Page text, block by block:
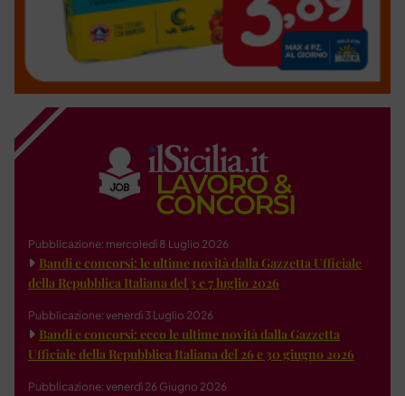
Pubblicazione: mercoledì 8 Luglio 2026
Bandi e concorsi: le ultime novità dalla Gazzetta Ufficiale
della Repubblica Italiana del 3 e 7 luglio 2026
Pubblicazione: venerdì 3 Luglio 2026
Bandi e concorsi: ecco le ultime novità dalla Gazzetta
Ufficiale della Repubblica Italiana del 26 e 30 giugno 2026
Pubblicazione: venerdì 26 Giugno 2026